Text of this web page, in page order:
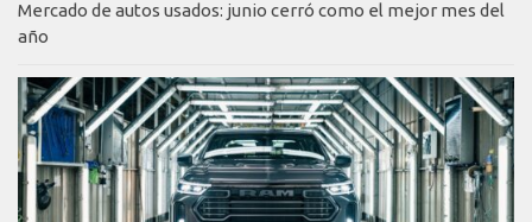
Mercado de autos usados: junio cerró como el mejor mes del
año